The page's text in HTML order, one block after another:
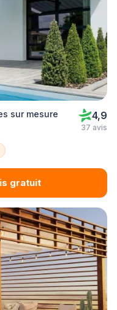
sur mesure
4,9
37 avis
gratuit